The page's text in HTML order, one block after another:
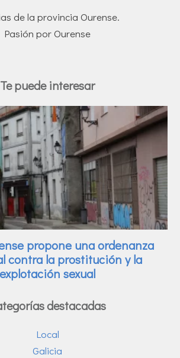
de la provincia Ourense.
Pasión por Ourense
Te puede interesar
destacadas
Local
Galicia